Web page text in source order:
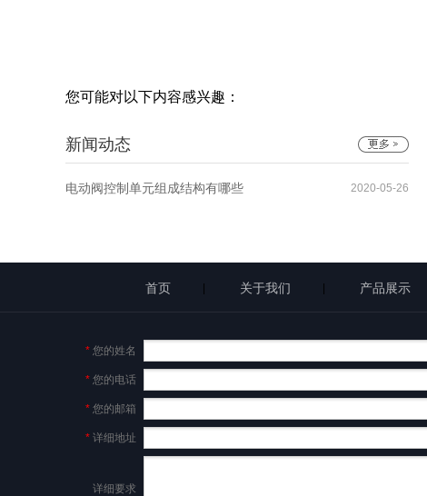
您可能对以下内容感兴趣：
新闻动态
电动阀控制单元组成结构有哪些 2020-05-26
首页 关于我们 产品展示
* 您的姓名
* 您的电话
* 您的邮箱
* 详细地址
详细要求